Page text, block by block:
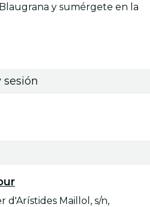
y sumérgete en la
sesión
d'Arístides Maillol, s/n,